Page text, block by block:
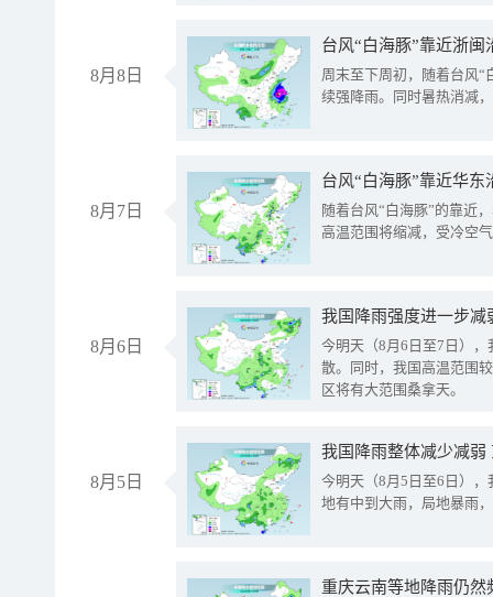
8月8日
台风“白海豚”靠近浙
周末至下周初，随着台风“
续强降雨。同时暑热消减
8月7日
台风“白海豚”靠近华
随着台风“白海豚”的靠近
高温范围将缩减，受冷空
8月6日
今明天（8月6日至7日）
散。同时，我国高温范围
区将有大范围桑拿天。
8月5日
我国降雨整体减少减弱
今明天（8月5日至6日）
地有中到大雨，局地暴雨
重庆云南等地降雨仍然